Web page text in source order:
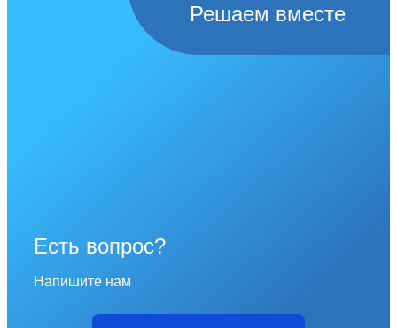
Решаем вместе
Есть вопрос?
Напишите нам